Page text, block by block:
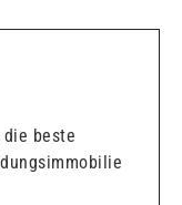
beste